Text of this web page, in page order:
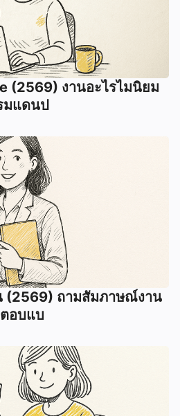
(2569) งานอะไรไมนิยม
มแดนป
(2569) ถามสัมภาษณ์งาน
อบแบ